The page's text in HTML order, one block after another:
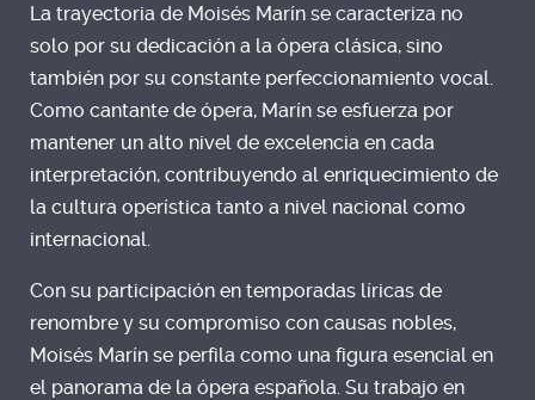
La trayectoria de Moisés Marín se caracteriza no
solo por su dedicación a la ópera clásica, sino
también por su constante perfeccionamiento vocal.
Como cantante de ópera, Marín se esfuerza por
mantener un alto nivel de excelencia en cada
interpretación, contribuyendo al enriquecimiento de
la cultura operística tanto a nivel nacional como
internacional.
Con su participación en temporadas líricas de
renombre y su compromiso con causas nobles,
Moisés Marín se perfila como una figura esencial en
el panorama de la ópera española. Su trabajo en